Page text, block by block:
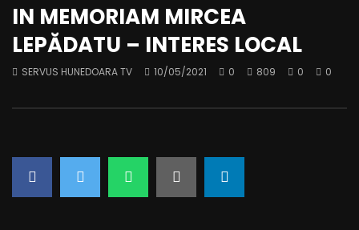
RÎSTEIU – primarul orașului Simeria
Director Executiv A.D.I.
IN MEMORIAM MIRCEA
LEPĂDATU – INTERES LOCAL
SERVUS HUNEDOARA TV 10/05/2021 0 809 0 0